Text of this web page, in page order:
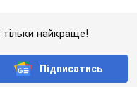
найкраще!
Підписатись